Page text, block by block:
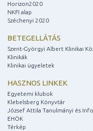
Horizon2020
NKFI alap
Széchenyi 2020
BETEGELLÁTÁS
Szent-Györgyi Albert Klinikai
Klinikák
Klinikai ügyeletek
HASZNOS LINKEK
Egyetemi klubok
Klebelsberg Könyvtár
József Attila Tanulmányi és
EHÖK
Térkép